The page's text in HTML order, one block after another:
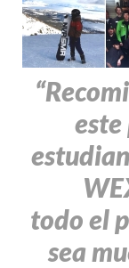
este
todo el
sea